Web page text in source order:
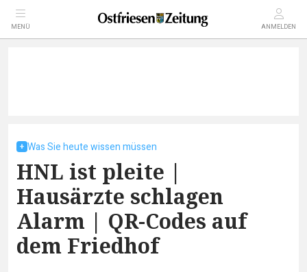
MENÜ ANMELDEN
Was Sie heute wissen müssen
HNL ist pleite |
Hausärzte schlagen
Alarm | QR-Codes auf
dem Friedhof